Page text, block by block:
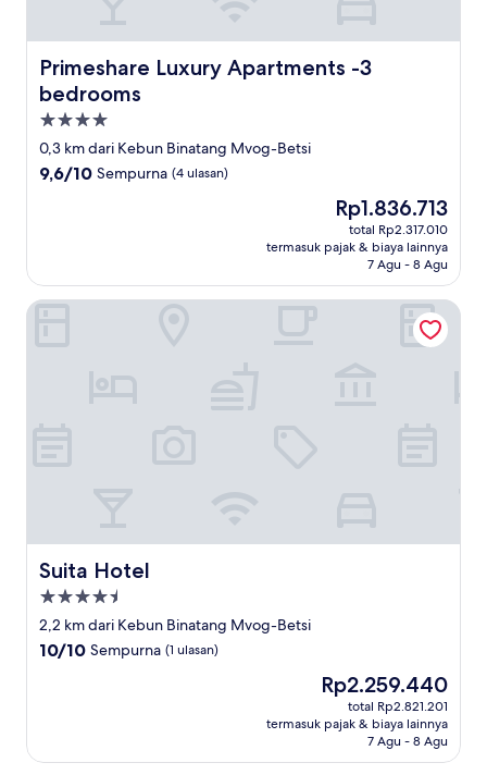
Primeshare Luxury Apartments -3
bedrooms
Primeshare Luxury Apartments -3 bedrooms
Properti
bintang
4.0
0,3 km dari Kebun Binatang Mvog-Betsi
9.6
9,6/10 Sempurna (4 ulasan)
Harga
sekarang
Rp1.836.713
Rp1.836.713
total Rp2.317.010
termasuk pajak & biaya lainnya
7 Agu - 8 Agu
Suita Hotel
Suita Hotel
Properti
bintang
4.5
2,2 km dari Kebun Binatang Mvog-Betsi
10.0
10/10 Sempurna (1 ulasan)
Harga
sekarang
Rp2.259.440
Rp2.259.440
total Rp2.821.201
termasuk pajak & biaya lainnya
7 Agu - 8 Agu
Suita Hotel